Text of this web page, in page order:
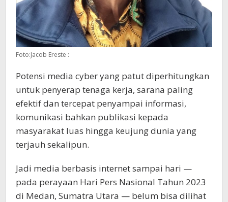
Foto:Jacob Ereste :
Potensi media cyber yang patut diperhitungkan
untuk penyerap tenaga kerja, sarana paling
efektif dan tercepat penyampai informasi,
komunikasi bahkan publikasi kepada
masyarakat luas hingga keujung dunia yang
terjauh sekalipun.
Jadi media berbasis internet sampai hari —
pada perayaan Hari Pers Nasional Tahun 2023
di Medan, Sumatra Utara — belum bisa dilihat